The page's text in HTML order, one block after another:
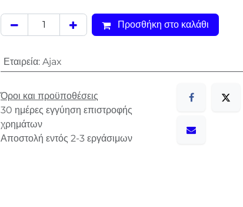
Προσθήκη στο καλάθι
Εταιρεία: Ajax
Όροι και προϋποθέσεις
30 ημέρες εγγύηση επιστροφής
χρημάτων
Αποστολή εντός 2-3 εργάσιμων